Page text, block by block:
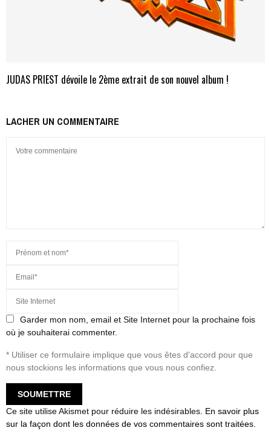
JUDAS PRIEST dévoile le 2ème extrait de son nouvel album !
LACHER UN COMMENTAIRE
Garder mon nom, email et Site Internet pour la prochaine fois
où je souhaiterai commenter.
* Utiliser ce formulaire implique que vous êtes d'accord pour que
nous stockions les informations que vous nous confiez.
Ce site utilise Akismet pour réduire les indésirables. En savoir plus
sur la façon dont les données de vos commentaires sont traitées